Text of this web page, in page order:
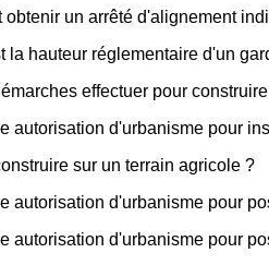
obtenir un arrêté d'alignement
la hauteur réglementaire d'un
effectuer pour
autorisation d'urbanisme pour
sur un terrain agricole ?
autorisation d'urbanisme pour
autorisation d'urbanisme pour